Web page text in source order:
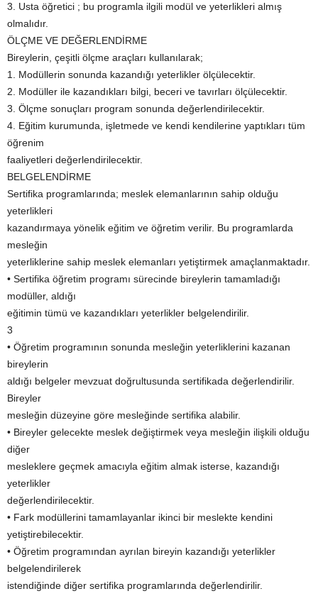
3. Usta öğretici ; bu programla ilgili modül ve yeterlikleri almış
olmalıdır.
ÖLÇME VE DEĞERLENDİRME
Bireylerin, çeşitli ölçme araçları kullanılarak;
1. Modüllerin sonunda kazandığı yeterlikler ölçülecektir.
2. Modüller ile kazandıkları bilgi, beceri ve tavırları ölçülecektir.
3. Ölçme sonuçları program sonunda değerlendirilecektir.
4. Eğitim kurumunda, işletmede ve kendi kendilerine yaptıkları tüm
öğrenim
faaliyetleri değerlendirilecektir.
BELGELENDİRME
Sertifika programlarında; meslek elemanlarının sahip olduğu
yeterlikleri
kazandırmaya yönelik eğitim ve öğretim verilir. Bu programlarda
mesleğin
yeterliklerine sahip meslek elemanları yetiştirmek amaçlanmaktadır.
• Sertifika öğretim programı sürecinde bireylerin tamamladığı
modüller, aldığı
eğitimin tümü ve kazandıkları yeterlikler belgelendirilir.
3
• Öğretim programının sonunda mesleğin yeterliklerini kazanan
bireylerin
aldığı belgeler mevzuat doğrultusunda sertifikada değerlendirilir.
Bireyler
mesleğin düzeyine göre mesleğinde sertifika alabilir.
• Bireyler gelecekte meslek değiştirmek veya mesleğin ilişkili olduğu
diğer
mesleklere geçmek amacıyla eğitim almak isterse, kazandığı
yeterlikler
değerlendirilecektir.
• Fark modüllerini tamamlayanlar ikinci bir meslekte kendini
yetiştirebilecektir.
• Öğretim programından ayrılan bireyin kazandığı yeterlikler
belgelendirilerek
istendiğinde diğer sertifika programlarında değerlendirilir.